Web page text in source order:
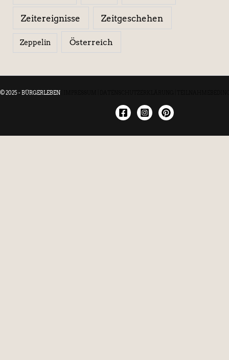
Zeitereignisse Zeitgeschehen
Zeppelin Österreich
© 2025 - BÜRGERLEBEN